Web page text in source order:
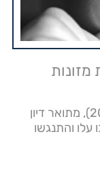
מזונות
בפסק דין מעניין שניתן החודש (מאי 2014), מתואר דיון
עלו והתנגשו